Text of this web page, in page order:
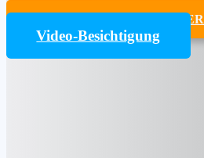
UMZUGSKOSTENRECHNER
Video-Besichtigung